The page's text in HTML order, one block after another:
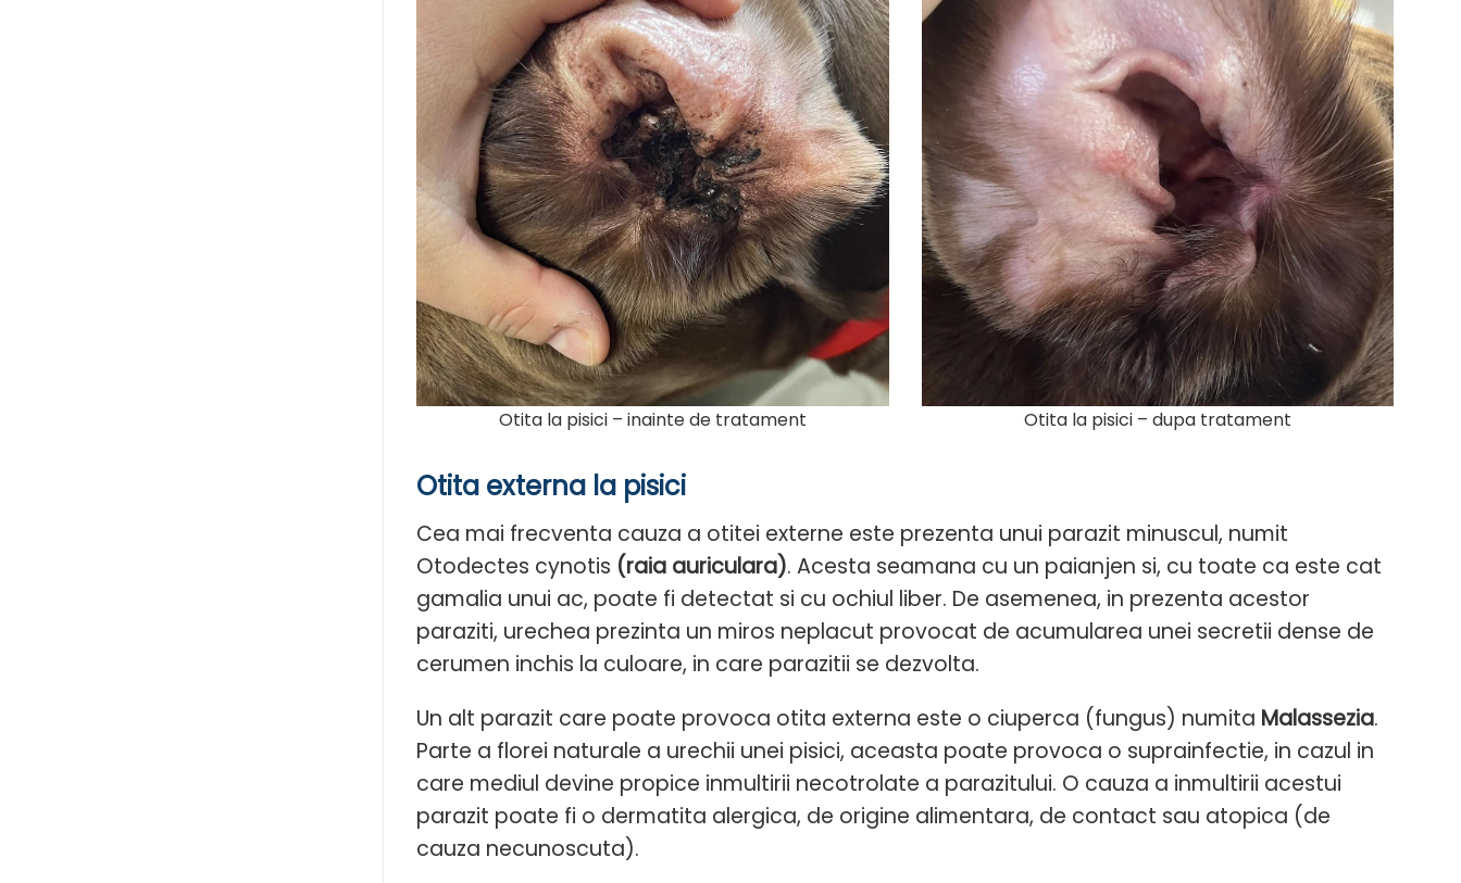
Otita la pisici – inainte de tratament Otita la pisici – dupa tratament
Otita externa la pisici
Cea mai frecventa cauza a otitei externe este prezenta unui parazit minuscul, numit
Otodectes cynotis (raia auriculara). Acesta seamana cu un paianjen si, cu toate ca este cat
gamalia unui ac, poate fi detectat si cu ochiul liber. De asemenea, in prezenta acestor
paraziti, urechea prezinta un miros neplacut provocat de acumularea unei secretii dense de
cerumen inchis la culoare, in care parazitii se dezvolta.
Un alt parazit care poate provoca otita externa este o ciuperca (fungus) numita Malassezia.
Parte a florei naturale a urechii unei pisici, aceasta poate provoca o suprainfectie, in cazul in
care mediul devine propice inmultirii necotrolate a parazitului. O cauza a inmultirii acestui
parazit poate fi o dermatita alergica, de origine alimentara, de contact sau atopica (de
cauza necunoscuta).